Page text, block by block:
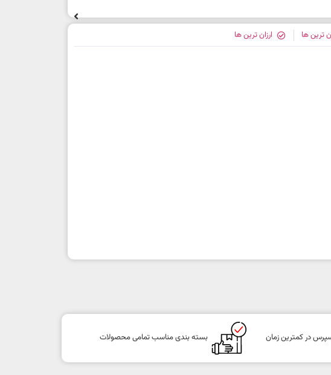
ترین ها ارزان ترین ها
در کمترین زمان بسته بندی مناسب تمامی محصولات